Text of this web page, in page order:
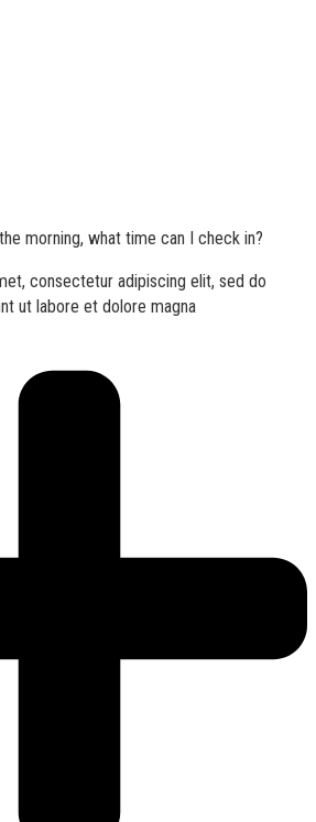
morning, what time can I check in?
consectetur adipiscing elit, sed do
ut labore et dolore magna